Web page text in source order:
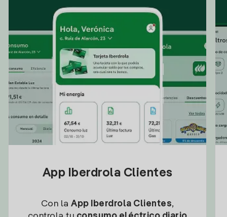
App Iberdrola Clientes
Con la App Iberdrola Clientes,